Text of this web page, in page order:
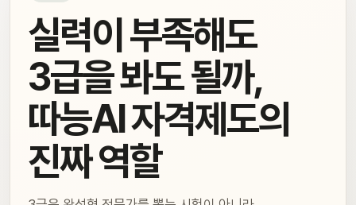
실력이 부족해도
3급을 봐도 될까,
따능AI 자격제도의
진짜 역할